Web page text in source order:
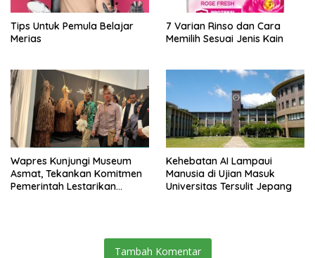
Tips Untuk Pemula Belajar
Merias
7 Varian Rinso dan Cara
Memilih Sesuai Jenis Kain
Wapres Kunjungi Museum
Asmat, Tekankan Komitmen
Pemerintah Lestarikan
Kehebatan AI Lampaui
Manusia di Ujian Masuk
Universitas Tersulit Jepang
Tambah Komentar